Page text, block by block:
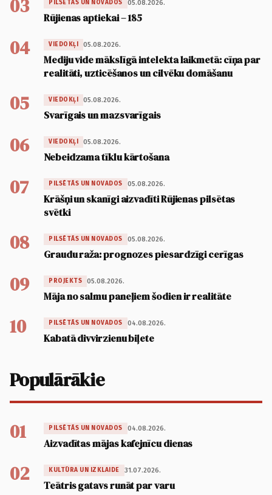
03 PILSĒTĀS UN NOVADOS 05.08.2026.
Rūjienas aptiekai – 185
04 VIEDOKĻI 05.08.2026.
Mediju vide mākslīgā intelekta laikmetā: cīņa par
realitāti, uzticēšanos un cilvēku domāšanu
05 VIEDOKĻI 05.08.2026.
Svarīgais un mazsvarīgais
06 VIEDOKĻI 05.08.2026.
Nebeidzama tīklu kārtošana
07 PILSĒTĀS UN NOVADOS 05.08.2026.
Krāšņi un skanīgi aizvadīti Rūjienas pilsētas
svētki
08 PILSĒTĀS UN NOVADOS 05.08.2026.
Graudu raža: prognozes piesardzīgi cerīgas
09 PROJEKTS 05.08.2026.
Māja no salmu paneļiem šodien ir realitāte
10 PILSĒTĀS UN NOVADOS 04.08.2026.
Kabatā divvirzienu biļete
Populārākie
01 PILSĒTĀS UN NOVADOS 04.08.2026.
Aizvadītas mājas kafejnīcu dienas
02 KULTŪRA UN IZKLAIDE 31.07.2026.
Teātris gatavs runāt par varu